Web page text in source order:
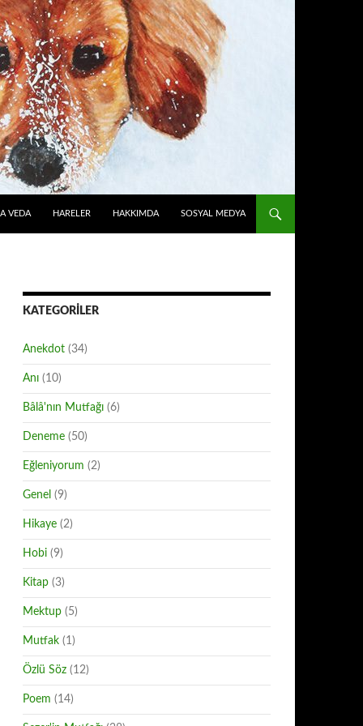
VEDA HARELER HAKKIMDA SOSYAL MEDYA
KATEGORILER
Anekdot (34)
Anı (10)
Bâlâ'nın Mutfağı (6)
Deneme (50)
Eğleniyorum (2)
Genel (9)
Hikaye (2)
Hobi (9)
Kitap (3)
Mektup (5)
Mutfak (1)
Özlü Söz (12)
Poem (14)